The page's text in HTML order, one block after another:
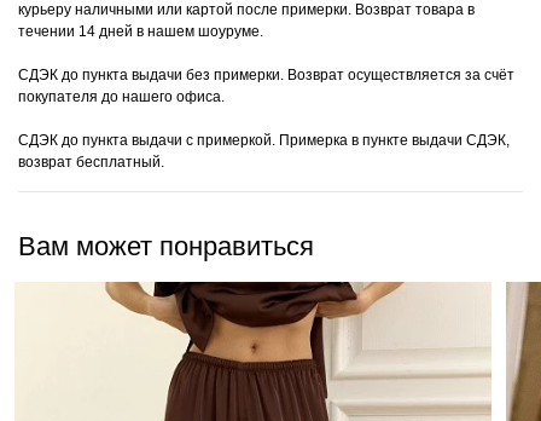
курьеру наличными или картой после примерки. Возврат товара в
течении 14 дней в нашем шоуруме.
СДЭК до пункта выдачи без примерки. Возврат осуществляется за счёт
покупателя до нашего офиса.
СДЭК до пункта выдачи с примеркой. Примерка в пункте выдачи СДЭК,
возврат бесплатный.
Вам может понравиться